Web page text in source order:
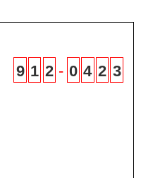
9 1 2 - 0 4 2 3